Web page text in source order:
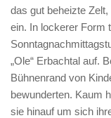
das gut beheizte
ein. In lockerer Form
„Ole“ Erbachtal auf.
Bühnenrand von
bewunderten. Kaum
sie hinauf um sich